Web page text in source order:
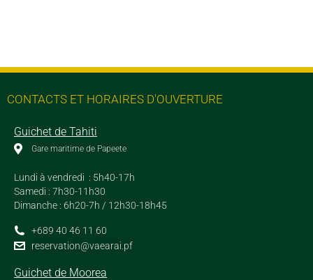
CONTACTS ET HORAIRES D'OUVERTURE
Guichet de Tahiti
Gare maritime de Papeete
Lundi à vendredi : 5h40-17h
Samedi : 7h30-11h30
Dimanche : 6h20-7h / 12h30-18h45
+689 40 46 11 60
reservation@vaearai.pf
Guichet de Moorea